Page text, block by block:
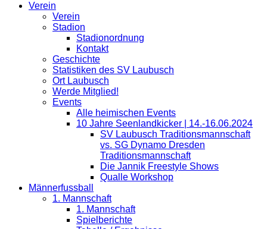
Verein
Verein
Stadion
Stadionordnung
Kontakt
Geschichte
Statistiken des SV Laubusch
Ort Laubusch
Werde Mitglied!
Events
Alle heimischen Events
10 Jahre Seenlandkicker | 14.-16.06.2024
SV Laubusch Traditionsmannschaft
vs. SG Dynamo Dresden
Traditionsmannschaft
Die Jannik Freestyle Shows
Qualle Workshop
Männerfussball
1. Mannschaft
1. Mannschaft
Spielberichte